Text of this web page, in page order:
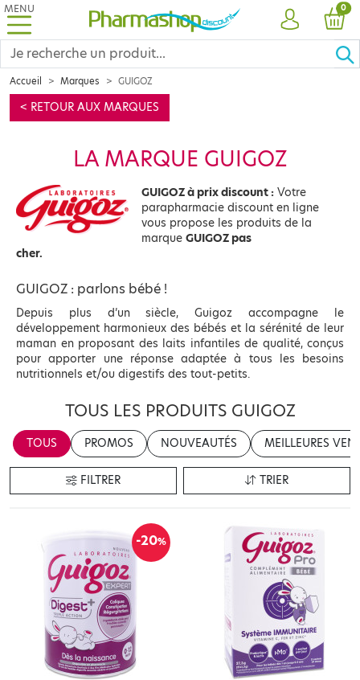
MENU
COMPTE
0
Accueil Marques GUIGOZ
< RETOUR AUX MARQUES
LA MARQUE GUIGOZ
GUIGOZ à prix discount : Votre
parapharmacie discount en ligne
vous propose les produits de la
marque GUIGOZ pas
cher.
GUIGOZ : parlons bébé !
Depuis plus d’un siècle, Guigoz accompagne le
développement harmonieux des bébés et la sérénité de leur
maman en proposant des laits infantiles de qualité, conçus
pour apporter une réponse adaptée à tous les besoins
nutritionnels et/ou digestifs des tout-petits.
TOUS LES PRODUITS GUIGOZ
TOUS PROMOS NOUVEAUTÉS MEILLEURES
FILTRER TRIER
-20%